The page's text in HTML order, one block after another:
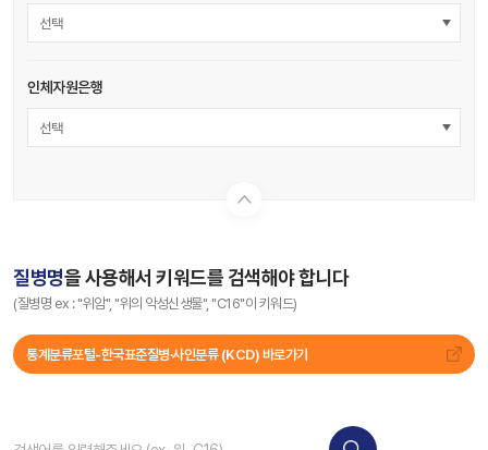
선택
인체자원은행
선택
질병명을 사용해서 키워드를 검색해야 합니다
(질병명 ex : "위암", "위의 악성신생물", "C16"이 키워드)
통계분류포털-한국표준질병∙사인분류 (KCD) 바로가기